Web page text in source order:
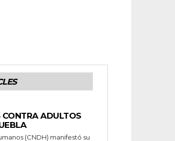
CONTRA ADULTOS
(CNDH) manifestó su